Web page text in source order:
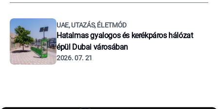
UAE, UTAZÁS, ÉLETMÓD
Hatalmas gyalogos és kerékpáros hálózat
épül Dubai városában
2026. 07. 21